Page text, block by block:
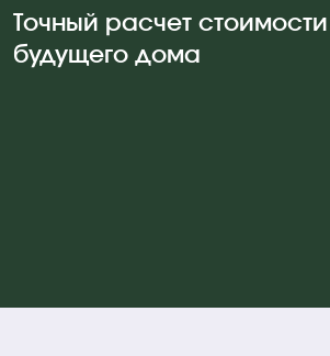
Точный расчет стоимости
будущего дома